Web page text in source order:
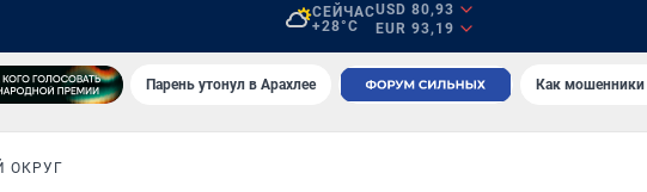
СЕЙЧАС
+28°C
USD 80,93
EUR 93,19
Парень утонул в Арахлее Как
ОКРУГ